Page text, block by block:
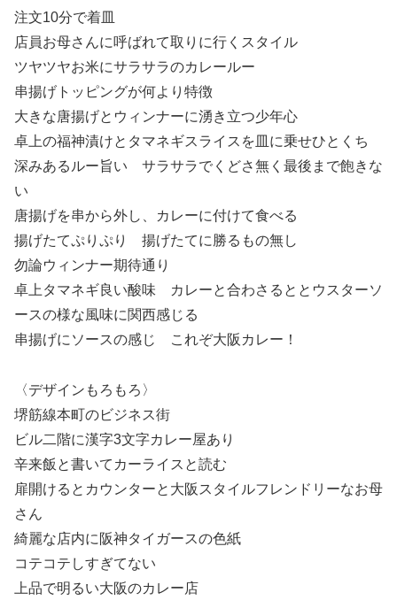
注文10分で着皿
店員お母さんに呼ばれて取りに行くスタイル
ツヤツヤお米にサラサラのカレールー
串揚げトッピングが何より特徴
大きな唐揚げとウィンナーに湧き立つ少年心
卓上の福神漬けとタマネギスライスを皿に乗せひとくち
深みあるルー旨い サラサラでくどさ無く最後まで飽きな
い
唐揚げを串から外し、カレーに付けて食べる
揚げたてぷりぷり 揚げたてに勝るもの無し
勿論ウィンナー期待通り
卓上タマネギ良い酸味 カレーと合わさるととウスターソ
ースの様な風味に関西感じる
串揚げにソースの感じ これぞ大阪カレー！
〈デザインもろもろ〉
堺筋線本町のビジネス街
ビル二階に漢字3文字カレー屋あり
辛来飯と書いてカーライスと読む
扉開けるとカウンターと大阪スタイルフレンドリーなお母
さん
綺麗な店内に阪神タイガースの色紙
コテコテしすぎてない
上品で明るい大阪のカレー店